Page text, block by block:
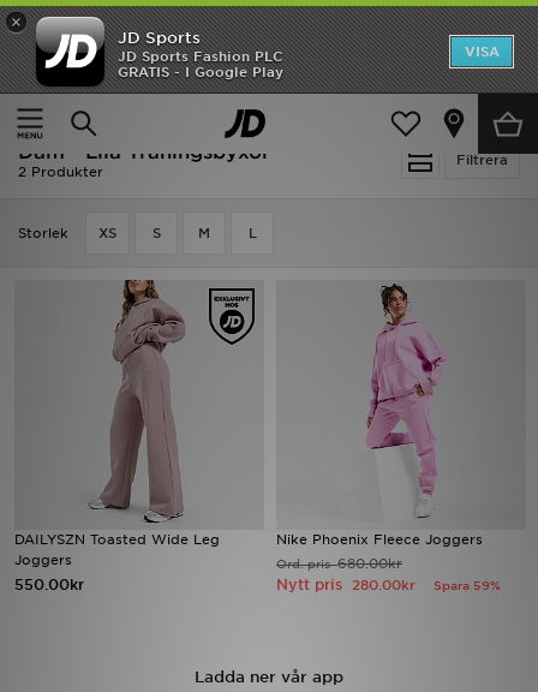
×
JD Sports
JD Sports Fashion PLC
GRATIS - I Google Play
VISA
Ny termin, ny stil Essentials för skolstarten
Hem
Dam Damkläder Träningsbyxor
Filtrera
Dam - Lila Träningsbyxor
2 Produkter
Storlek XS S M L
DAILYSZN Toasted Wide Leg
Joggers
550.00kr
Nike Phoenix Fleece Joggers
Ord. pris680.00kr
Nytt pris 280.00kr Spara 59%
Ladda ner vår app
Hem
Rea
Nyheter
Varumärken
Bästsäljare
Fotboll
Ladda ner appen